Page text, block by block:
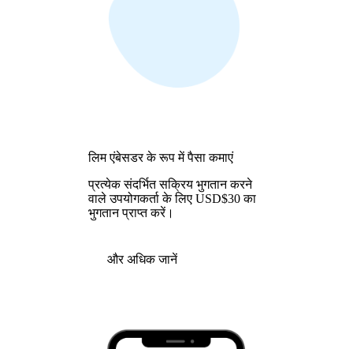
लिम एंबेसडर के रूप में पैसा कमाएं
प्रत्येक संदर्भित सक्रिय भुगतान करने
वाले उपयोगकर्ता के लिए USD$30 का
भुगतान प्राप्त करें।
और अधिक जानें